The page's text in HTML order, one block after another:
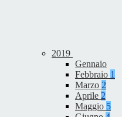
2019
Gennaio
Febbraio 1
Marzo 2
Aprile 2
Maggio 5